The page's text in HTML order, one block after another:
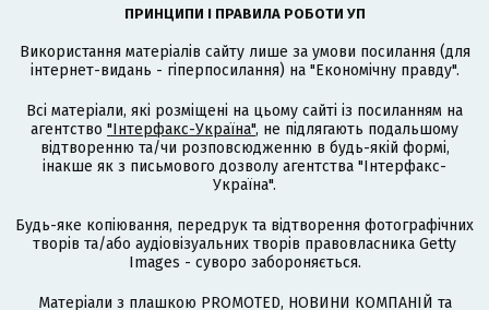
ПРИНЦИПИ І ПРАВИЛА РОБОТИ УП
Використання матеріалів сайту лише за умови посилання (для
інтернет-видань - гіперпосилання) на "Економічну правду".
Всі матеріали, які розміщені на цьому сайті із посиланням на
агентство "Інтерфакс-Україна", не підлягають подальшому
відтворенню та/чи розповсюдженню в будь-якій формі,
інакше як з письмового дозволу агентства "Інтерфакс-
Україна".
Будь-яке копіювання, передрук та відтворення фотографічних
творів та/або аудіовізуальних творів правовласника Getty
Images - суворо забороняється.
Матеріали з плашкою PROMOTED, НОВИНИ КОМПАНІЙ та